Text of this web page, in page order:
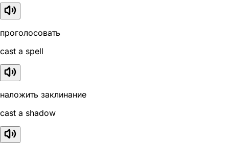
проголосовать
cast a spell
наложить заклинание
cast a shadow